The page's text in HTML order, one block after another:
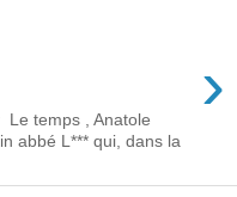
›
Le temps , Anatole
abbé L*** qui, dans la